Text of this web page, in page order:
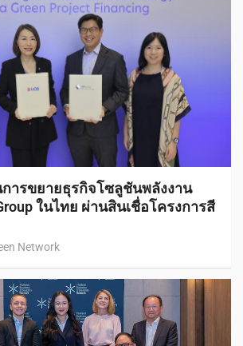
ารขยายธุรกิจโซลูชันพลังงาน
ในไทย ผ่านสินเชื่อโครงการสี
Network